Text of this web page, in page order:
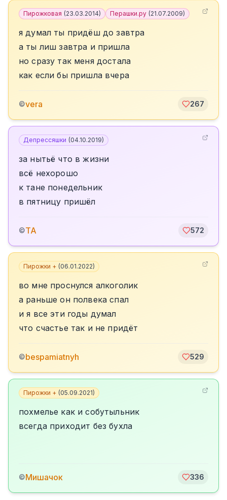
Пирожковая (23.03.2014) Перашки.ру (21.07.2009)
я думал ты придёш до завтра
а ты лиш завтра и пришла
но сразу так меня достала
как если бы пришла вчера
©vera 267
Депрессяшки (04.10.2019)
за нытьё что в жизни
всё нехорошо
к тане понедельник
в пятницу пришёл
©TA 572
Пирожки + (06.01.2022)
во мне проснулся алкоголик
а раньше он полвека спал
и я все эти годы думал
что счастье так и не придёт
©bespamiatnyh 529
Пирожки + (05.09.2021)
похмелье как и собутыльник
всегда приходит без бухла
©Мишачок 336